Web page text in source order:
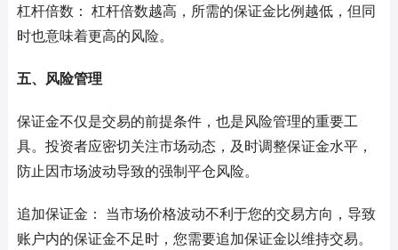
杠杆倍数： 杠杆倍数越高，所需的保证金比例越低，但同
时也意味着更高的风险。
五、风险管理
保证金不仅是交易的前提条件，也是风险管理的重要工
具。投资者应密切关注市场动态，及时调整保证金水平，
防止因市场波动导致的强制平仓风险。
追加保证金： 当市场价格波动不利于您的交易方向，导致
账户内的保证金不足时，您需要追加保证金以维持交易。